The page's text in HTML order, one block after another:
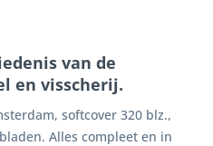
van de
en visscherij.
softcover 320 blz.,
Alles compleet en in